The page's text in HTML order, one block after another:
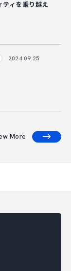
ティを乗り越え
2024.09.25
More